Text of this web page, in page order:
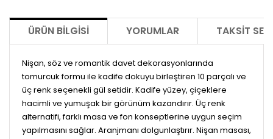
ÜRÜN BILGISI YORUMLAR TAKSIT
Nişan, söz ve romantik davet dekorasyonlarında
tomurcuk formu ile kadife dokuyu birleştiren 10 parçalı ve
üç renk seçenekli gül setidir. Kadife yüzey, çiçeklere
hacimli ve yumuşak bir görünüm kazandırır. Üç renk
alternatifi, farklı masa ve fon konseptlerine uygun seçim
yapılmasını sağlar. Aranjmanı dolgunlaştırır. Nişan masası,